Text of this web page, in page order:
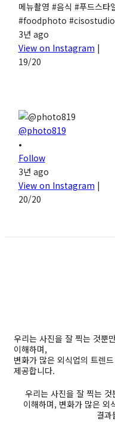
메뉴촬영 #음식 #푸드스
#foodphoto
3년 ago
View on Instagram |
19/20
@photo819
•
Follow
3년 ago
View on Instagram |
20/20
우리는 사진을 잘 찍는 것뿐
이해하며,
변화가 많은 외식업의 트렌
제공합니다.
우리는 사진을 잘 찍는
이해하며, 변화가 많은 외
결과